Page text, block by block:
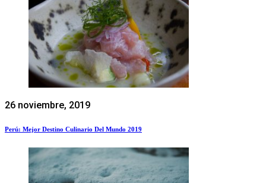
26 noviembre, 2019
Perú: Mejor Destino Culinario Del Mundo 2019